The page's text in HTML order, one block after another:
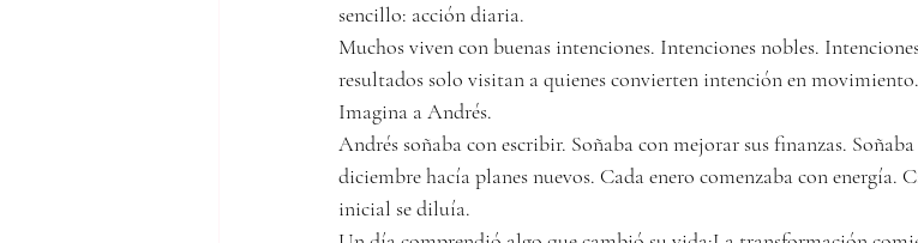
sencillo: acción diaria.
Muchos viven con buenas intenciones. Intenciones nobles.
resultados solo visitan a quienes convierten intención en movimiento.
Imagina a Andrés.
Andrés soñaba con escribir. Soñaba con mejorar sus finanzas.
diciembre hacía planes nuevos. Cada enero comenzaba con energía.
inicial se diluía.